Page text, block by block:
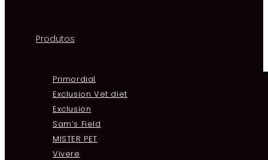
Produtos
Primordial
Exclusion Vet diet
Exclusion
Sam’s Field
MISTER PET
Vivere